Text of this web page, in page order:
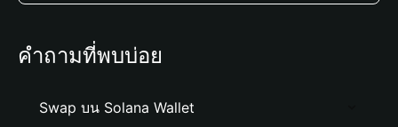
คำถามที่พบบ่อย
Swap บน Solana Wallet